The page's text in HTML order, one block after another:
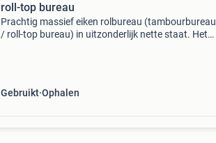
roll-top bureau
Prachtig massief eiken rolbureau (tambourbureau
/ roll-top bureau) in uitzonderlijk nette staat. Het
Gebruikt Ophalen